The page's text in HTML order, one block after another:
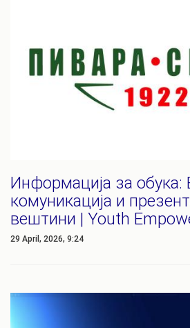
Информација за обука:
комуникација и
вештини | Youth
29 April, 2026, 9:24